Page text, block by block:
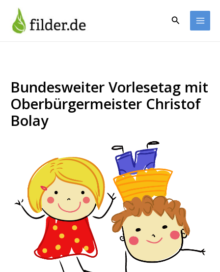
Inhalt
springen
Suchen
Bundesweiter Vorlesetag mit
Oberbürgermeister Christof
Bolay